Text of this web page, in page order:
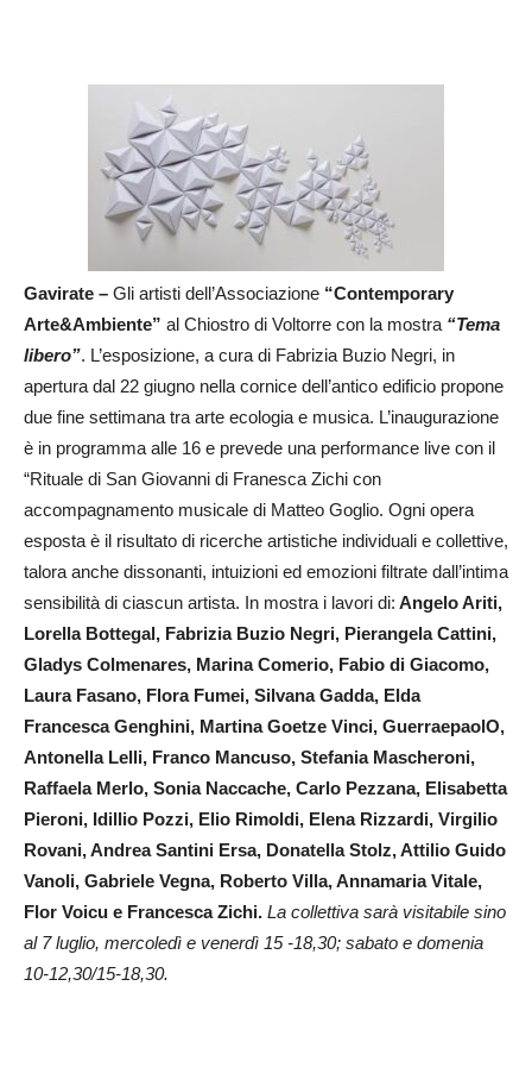
Gavirate – Gli artisti dell’Associazione “Contemporary
Arte&Ambiente” al Chiostro di Voltorre con la mostra “Tema
libero”. L’esposizione, a cura di Fabrizia Buzio Negri, in
apertura dal 22 giugno nella cornice dell’antico edificio propone
due fine settimana tra arte ecologia e musica. L’inaugurazione
è in programma alle 16 e prevede una performance live con il
“Rituale di San Giovanni di Franesca Zichi con
accompagnamento musicale di Matteo Goglio. Ogni opera
esposta è il risultato di ricerche artistiche individuali e collettive,
talora anche dissonanti, intuizioni ed emozioni filtrate dall’intima
sensibilità di ciascun artista. In mostra i lavori di: Angelo Ariti,
Lorella Bottegal, Fabrizia Buzio Negri, Pierangela Cattini,
Gladys Colmenares, Marina Comerio, Fabio di Giacomo,
Laura Fasano, Flora Fumei, Silvana Gadda, Elda
Francesca Genghini, Martina Goetze Vinci, GuerraepaolO,
Antonella Lelli, Franco Mancuso, Stefania Mascheroni,
Raffaela Merlo, Sonia Naccache, Carlo Pezzana, Elisabetta
Pieroni, Idillio Pozzi, Elio Rimoldi, Elena Rizzardi, Virgilio
Rovani, Andrea Santini Ersa, Donatella Stolz, Attilio Guido
Vanoli, Gabriele Vegna, Roberto Villa, Annamaria Vitale,
Flor Voicu e Francesca Zichi. La collettiva sarà visitabile sino
al 7 luglio, mercoledì e venerdì 15 -18,30; sabato e domenia
10-12,30/15-18,30.